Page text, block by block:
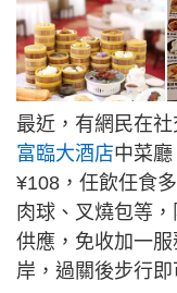
最近，有網民在
富臨大酒店中菜
¥108，任飲任食
肉球、叉燒包等
供應，免收加一
岸，過關後步行